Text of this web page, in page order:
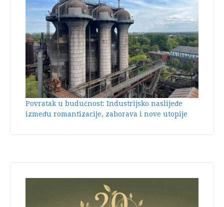
Povratak u budućnost: Industrijsko naslijeđe
između romantizacije, zaborava i nove utopije